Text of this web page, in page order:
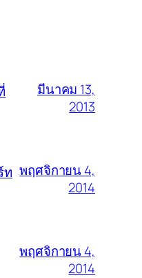
มีนาคม 13,
2013
ท พฤศจิกายน 4,
2014
พฤศจิกายน 4,
2014